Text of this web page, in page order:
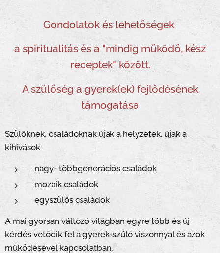
Gondolatok és lehetőségek
a spiritualitás és a "mindig működő, kész
receptek" között.
A szülőség a gyerek(ek) fejlődésének
támogatása
Szülőknek, családoknak újak a helyzetek, újak a
kihívások
nagy- többgenerációs családok
mozaik családok
egyszülős családok
A mai gyorsan változó világban egyre több és új
kérdés vetődik fel a gyerek-szülő viszonnyal és azok
működésével kapcsolatban.